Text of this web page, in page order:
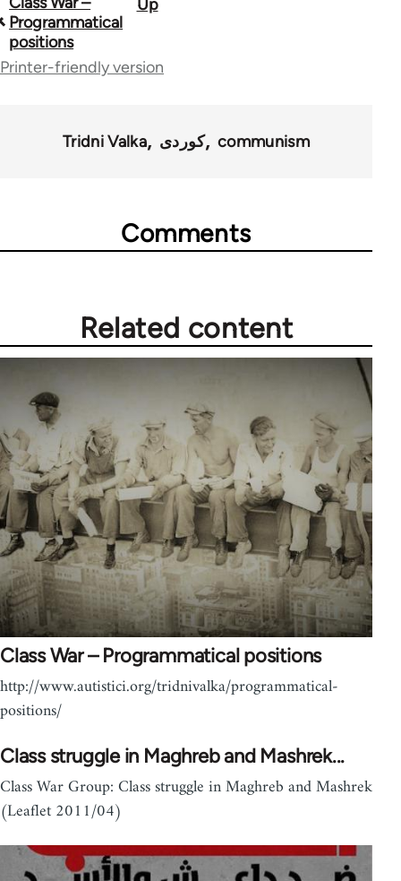
Book
traversal
links
Programmatical
positions
Up
Printer-friendly version
Tridni Valka کوردی communism
Comments
Related content
Class War – Programmatical positions
http://www.autistici.org/tridnivalka/programmatical-
positions/
Class struggle in Maghreb and Mashrek...
Class War Group: Class struggle in Maghreb and Mashrek
(Leaflet 2011/04)